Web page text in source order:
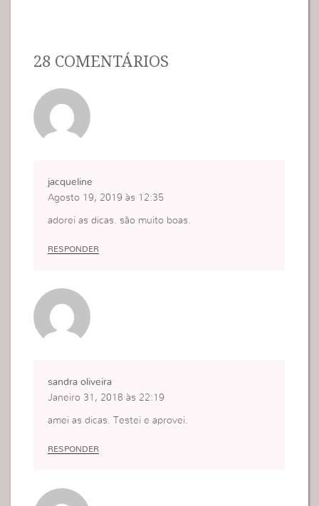
28 COMENTÁRIOS
jacqueline
Agosto 19, 2019 às 12:35
adorei as dicas. são muito boas.
RESPONDER
sandra oliveira
Janeiro 31, 2018 às 22:19
amei as dicas. Testei e aprovei.
RESPONDER